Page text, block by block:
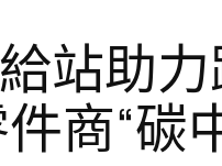
站助
商“碳